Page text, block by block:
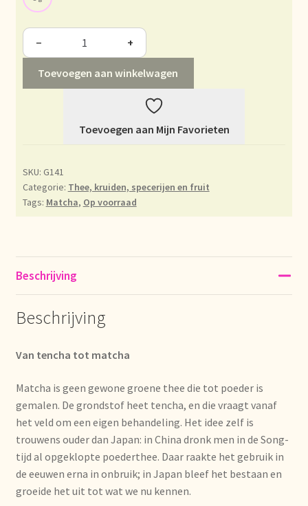
Expédition et livraison
Food safety
Image de marque personnelle
Impressum
Imprint
Lagerangelegenheiten
Lebensmittelsicherheit
Lista de precios actualizada.
Liste de prix actuelle
Marca personal
Meertaligheid
Mehrsprachigkeit
− +
Toevoegen aan winkelwagen
Toevoegen aan Mijn Favorieten
SKU: G141
Categorie: Thee, kruiden, specerijen en fruit
Tags: Matcha, Op voorraad
Beschrijving
Beschrijving
Van tencha tot matcha
Matcha is geen gewone groene thee die tot poeder is
gemalen. De grondstof heet tencha, en die vraagt vanaf
het veld om een eigen behandeling. Het idee zelf is
trouwens ouder dan Japan: in China dronk men in de Song-
tijd al opgeklopte poederthee. Daar raakte het gebruik in
de eeuwen erna in onbruik; in Japan bleef het bestaan en
groeide het uit tot wat we nu kennen.